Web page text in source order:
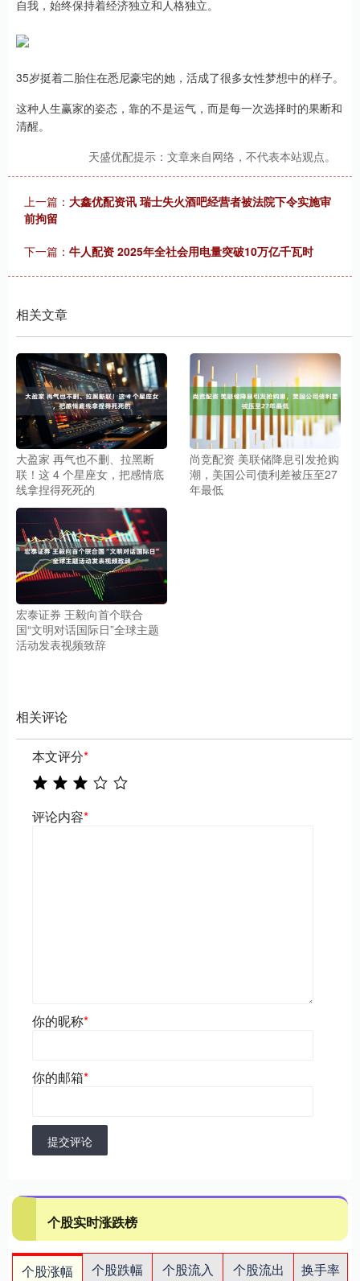
自我，始终保持着经济独立和人格独立。
35岁挺着二胎住在悉尼豪宅的她，活成了很多女性梦想中的样子。
这种人生赢家的姿态，靠的不是运气，而是每一次选择时的果断和
清醒。
天盛优配提示：文章来自网络，不代表本站观点。
上一篇： 大鑫优配资讯 瑞士失火酒吧经营者被法院下令实施审
前拘留
下一篇： 牛人配资 2025年全社会用电量突破10万亿千瓦时
相关文章
大盈家 再气也不删、拉黑断
联！这 4 个星座女，把感情底
线拿捏得死死的
尚竞配资 美联储降息引发抢购
潮，美国公司债利差被压至27
年最低
宏泰证券 王毅向首个联合
国“文明对话国际日”全球主题
活动发表视频致辞
相关评论
本文评分*
评论内容*
你的昵称*
你的邮箱*
提交评论
个股实时涨跌榜
个股涨幅 个股跌幅 个股流入 个股流出
换手率